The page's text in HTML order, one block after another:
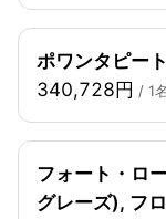
ポワンタピー
340,728円 / 1
フォート・ロ
グレーズ), フ